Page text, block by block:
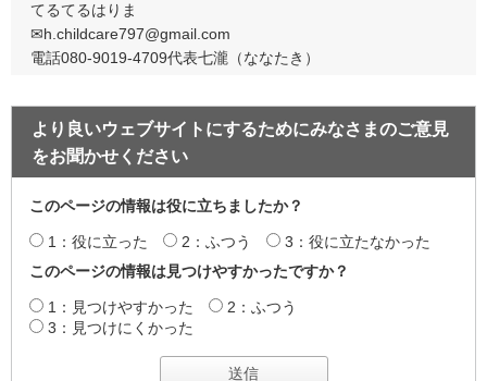
てるてるはりま
✉h.childcare797@gmail.com
電話080-9019-4709代表七瀧（ななたき）
より良いウェブサイトにするためにみなさまのご意見
をお聞かせください
このページの情報は役に立ちましたか？
1：役に立った 2：ふつう
3：役に立たなかった
このページの情報は見つけやすかったですか？
1：見つけやすかった
2：ふつう
3：見つけにくかった